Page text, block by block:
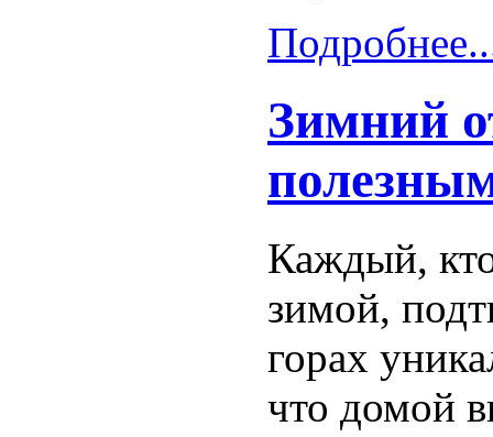
Зимний
Каждый,
зимой,
горах
что домой